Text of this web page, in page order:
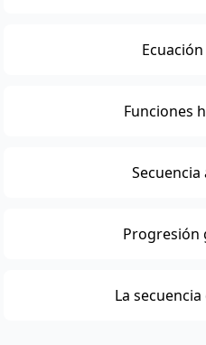
Funciones
Progresión
La